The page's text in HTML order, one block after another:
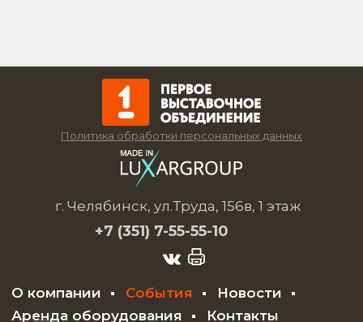
Политика обработки персональных данных
г. Челябинск, ул.Труда, 156в, 1 этаж
+7 (351) 7-55-55-10
О компании События
Новости
Аренда оборудования
Контакты